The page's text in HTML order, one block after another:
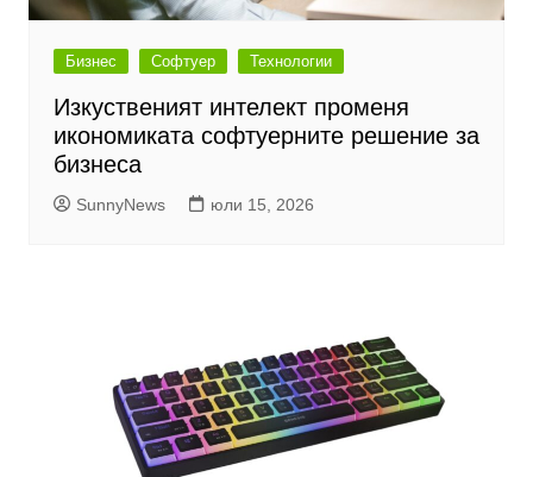
Бизнес Софтуер Технологии
Изкуственият интелект променя
икономиката софтуерните решение за
бизнеса
SunnyNews юли 15, 2026